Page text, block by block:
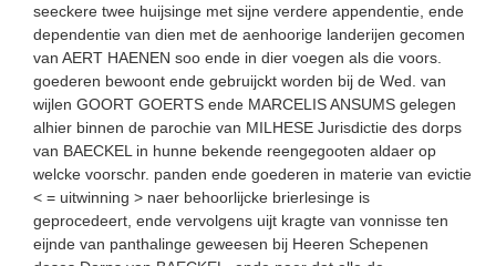
seeckere twee huijsinge met sijne verdere appendentie, ende
dependentie van dien met de aenhoorige landerijen gecomen
van AERT HAENEN soo ende in dier voegen als die voors.
goederen bewoont ende gebruijckt worden bij de Wed. van
wijlen GOORT GOERTS ende MARCELIS ANSUMS gelegen
alhier binnen de parochie van MILHESE Jurisdictie des dorps
van BAECKEL in hunne bekende reengegooten aldaer op
welcke voorschr. panden ende goederen in materie van evictie
< = uitwinning > naer behoorlijcke brierlesinge is
geprocedeert, ende vervolgens uijt kragte van vonnisse ten
eijnde van panthalinge geweesen bij Heeren Schepenen